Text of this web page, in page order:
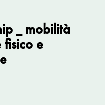
_ mobilità
fisico e